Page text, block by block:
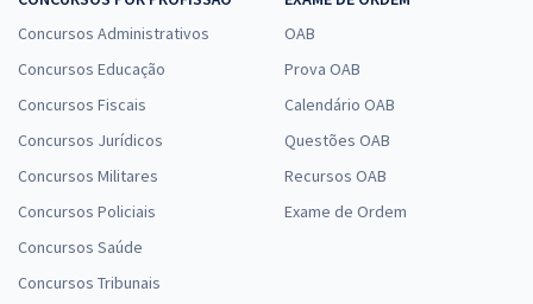
Concursos Administrativos
Concursos Educação
Concursos Fiscais
Concursos Jurídicos
Concursos Militares
Concursos Policiais
Concursos Saúde
Concursos Tribunais
OAB
Prova OAB
Calendário OAB
Questões OAB
Recursos OAB
Exame de Ordem